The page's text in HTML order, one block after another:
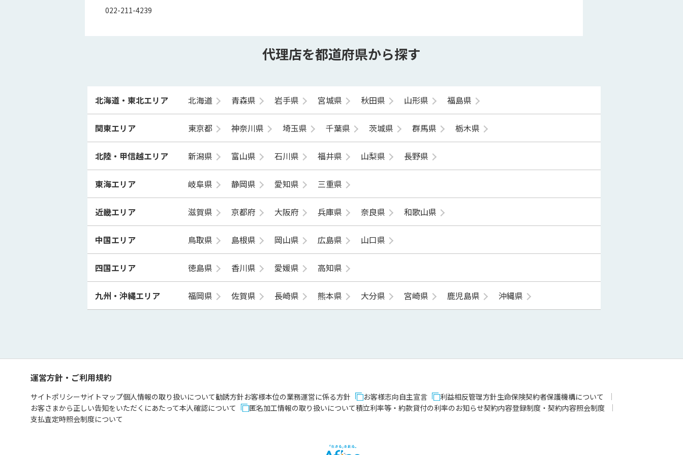
022-211-4239
代理店を都道府県から探す
北海道・東北エリア 北海道 青森県 岩手県 宮城県 秋田県 山形県 福島県
関東エリア 東京都 神奈川県 埼玉県 千葉県 茨城県 群馬県 栃木県
北陸・甲信越エリア 新潟県 富山県 石川県 福井県 山梨県 長野県
東海エリア 岐阜県 静岡県 愛知県 三重県
近畿エリア 滋賀県 京都府 大阪府 兵庫県 奈良県 和歌山県
中国エリア 鳥取県 島根県 岡山県 広島県 山口県
四国エリア 徳島県 香川県 愛媛県 高知県
九州・沖縄エリア 福岡県 佐賀県 長崎県 熊本県 大分県 宮崎県 鹿児島県 沖縄県
運営方針・ご利用規約
サイトポリシーサイトマップ個人情報の取り扱いについて勧誘方針お客様本位の業務運営に係る方針 お客様志向自主宣言 利益相反管理方針生命保険契約者保護機構について
お客さまから正しい告知をいただくにあたって本人確認について 匿名加工情報の取り扱いについて積立利率等・約款貸付の利率のお知らせ契約内容登録制度・契約内容照会制度
支払査定時照会制度について